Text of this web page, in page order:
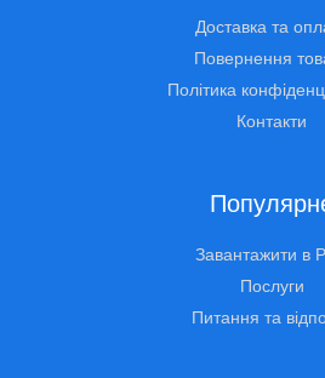
Доставка та
Повернення
Політика
Контакти
Завантажити в
Послуги
Питання та